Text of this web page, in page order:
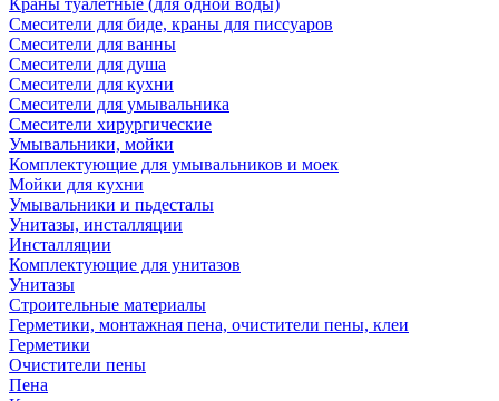
Краны туалетные (для одной воды)
Смесители для биде, краны для писсуаров
Смесители для ванны
Смесители для душа
Смесители для кухни
Смесители для умывальника
Смесители хирургические
Умывальники, мойки
Комплектующие для умывальников и моек
Мойки для кухни
Умывальники и пьдесталы
Унитазы, инсталляции
Инсталляции
Комплектующие для унитазов
Унитазы
Строительные материалы
Герметики, монтажная пена, очистители пены, клеи
Герметики
Очистители пены
Пена